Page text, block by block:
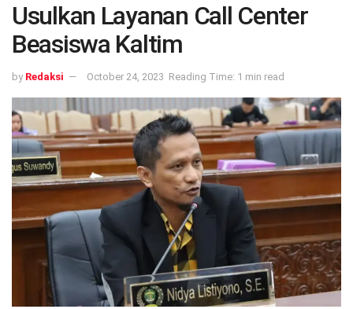
Usulkan Layanan Call Center
Beasiswa Kaltim
by Redaksi October 24, 2023 Reading Time: 1 min read